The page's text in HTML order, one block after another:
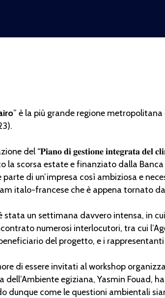
” è la più grande regione
del “𝐏𝐢𝐚𝐧𝐨 𝐝𝐢 𝐠𝐞𝐬𝐭𝐢𝐨𝐧𝐞 𝐢𝐧𝐭𝐞𝐠𝐫𝐚𝐭𝐚 𝐝𝐞𝐥
la scorsa estate e finanziato dalla
parte di un’impresa così ambiziosa e
italo-francese che è appena tornato
stata un settimana davvero intensa, in
numerosi interlocutori, tra cui
del progetto, e i
di essere invitati al workshop
dell’Ambiente egiziana, Yasmin Fouad,
dunque come le questioni ambientali